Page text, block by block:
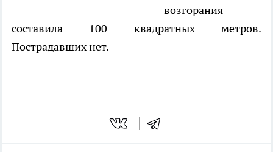
возгорания
составила 100 квадратных метров.
Пострадавших нет.